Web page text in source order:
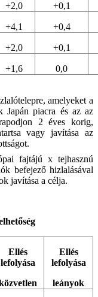
+2,0 +0,1
+4,1 +0,4
+2,0 +0,1
+1,6 0,0
amelyeket a
Japán piacra és az az
2 éves korig,
vagy javítása az
fajtájú x tejhasznú
befejező hizlalásával
javítása a célja.
Ellés
lefolyása
Ellés
lefolyása
leányok